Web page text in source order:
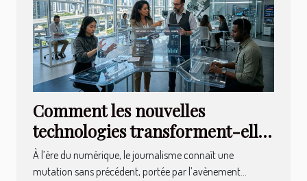
Comment les nouvelles
technologies transforment-elles
le journalisme ?
À l’ère du numérique, le journalisme connaît une
mutation sans précédent, portée par l’avènement...